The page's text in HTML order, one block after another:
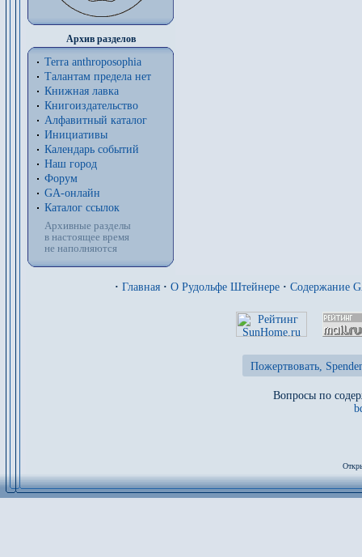
Архив разделов
Terra anthroposophia
Талантам предела нет
Книжная лавка
Книгоиздательство
Алфавитный каталог
Инициативы
Календарь событий
Наш город
Форум
GA-онлайн
Каталог ссылок
Архивные разделы
в настоящее время
не наполняются
· Главная · О Рудольфе Штейнере · Содержание
Пожертвовать,
Вопросы по